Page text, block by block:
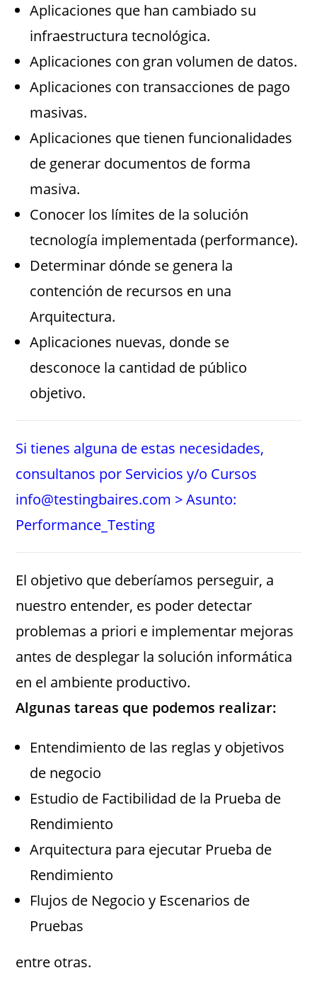
Aplicaciones que han cambiado su
infraestructura tecnológica.
Aplicaciones con gran volumen de datos.
Aplicaciones con transacciones de pago
masivas.
Aplicaciones que tienen funcionalidades
de generar documentos de forma
masiva.
Conocer los límites de la solución
tecnología implementada (performance).
Determinar dónde se genera la
contención de recursos en una
Arquitectura.
Aplicaciones nuevas, donde se
desconoce la cantidad de público
objetivo.
Si tienes alguna de estas necesidades,
consultanos por Servicios y/o Cursos
info@testingbaires.com > Asunto:
Performance_Testing
El objetivo que deberíamos perseguir, a
nuestro entender, es poder detectar
problemas a priori e implementar mejoras
antes de desplegar la solución informática
en el ambiente productivo.
Algunas tareas que podemos realizar:
Entendimiento de las reglas y objetivos
de negocio
Estudio de Factibilidad de la Prueba de
Rendimiento
Arquitectura para ejecutar Prueba de
Rendimiento
Flujos de Negocio y Escenarios de
Pruebas
entre otras.